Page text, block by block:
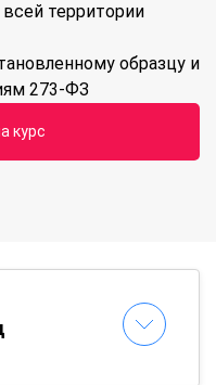
территории
образцу и
273-ФЗ
курс